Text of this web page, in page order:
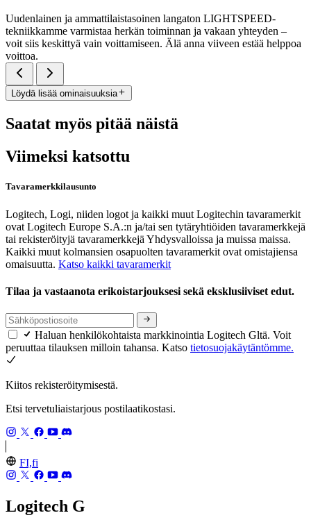
Uudenlainen ja ammattilaistasoinen langaton LIGHTSPEED-
tekniikkamme varmistaa herkän toiminnan ja vakaan yhteyden –
voit siis keskittyä vain voittamiseen. Älä anna viiveen estää helppoa
voittoa.
Löydä lisää ominaisuuksia
Saatat myös pitää näistä
Viimeksi katsottu
Tavaramerkkilausunto
Logitech, Logi, niiden logot ja kaikki muut Logitechin tavaramerkit
ovat Logitech Europe S.A.:n ja/tai sen tytäryhtiöiden tavaramerkkejä
tai rekisteröityjä tavaramerkkejä Yhdysvalloissa ja muissa maissa.
Kaikki muut kolmansien osapuolten tavaramerkit ovat omistajiensa
omaisuutta. Katso kaikki tavaramerkit
Tilaa ja vastaanota erikoistarjouksesi sekä eksklusiiviset edut.
Haluan henkilökohtaista markkinointia Logitech Gltä. Voit
peruuttaa tilauksen milloin tahansa. Katso tietosuojakäytäntömme.
Kiitos rekisteröitymisestä.
Etsi tervetuliaistarjous postilaatikostasi.
FI,fi
Logitech G